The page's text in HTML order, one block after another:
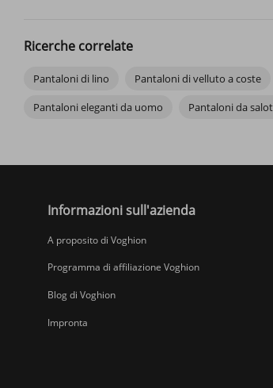
Ricerche correlate
Pantaloni di lino Pantaloni di velluto a coste
Pantaloni eleganti da uomo
Pantaloni da
Informazioni sull'azienda
A proposito di Voghion
Programma di affiliazione Voghion
Blog di Voghion
Impronta